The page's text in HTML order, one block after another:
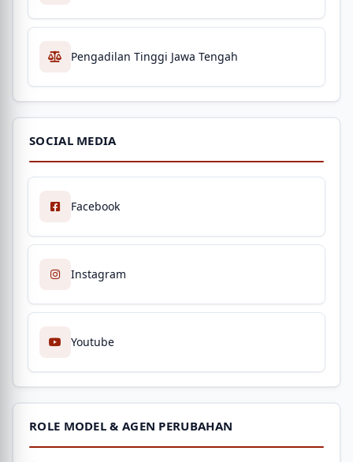
Pengadilan Tinggi Jawa Tengah
SOCIAL MEDIA
Facebook
Instagram
Youtube
ROLE MODEL & AGEN PERUBAHAN